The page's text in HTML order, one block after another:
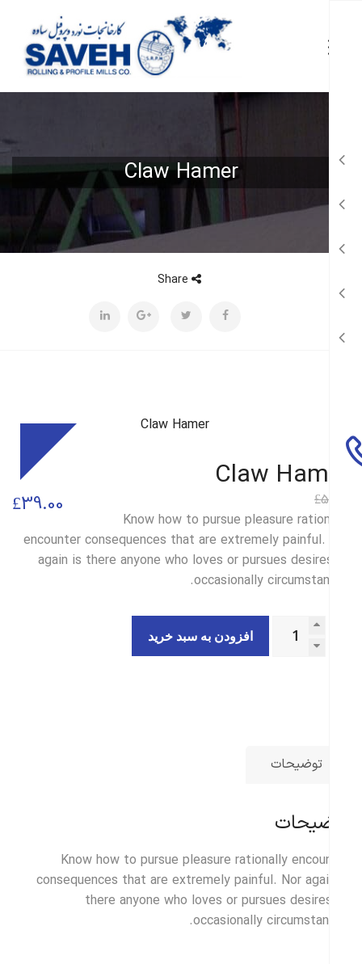
Claw Hamer
Claw
قیمت
اصلی
£50.00
بود.
£39.00
قیمت
فعلی
£39.00
است.
Know how to pursue pleasure
encounter consequences that are extremely painful.
again is there anyone who loves or pursues
occasionally
افزودن به سبد خرید
توضیحات
Know how to pursue pleasure rationally
consequences that are extremely painful. Nor
there anyone who loves or pursues
occasionally